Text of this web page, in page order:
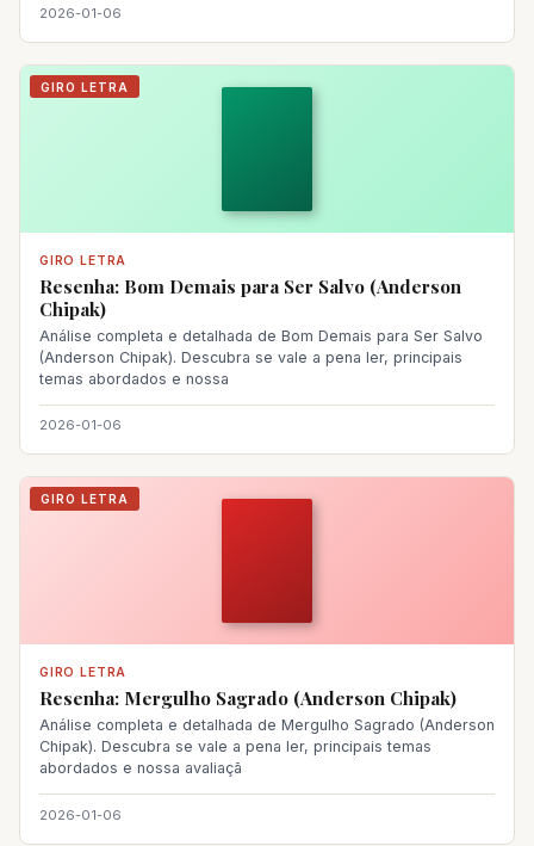
2026-01-06
GIRO LETRA
GIRO LETRA
Resenha: Bom Demais para Ser Salvo (Anderson
Chipak)
Análise completa e detalhada de Bom Demais para Ser Salvo
(Anderson Chipak). Descubra se vale a pena ler, principais
temas abordados e nossa
2026-01-06
GIRO LETRA
GIRO LETRA
Resenha: Mergulho Sagrado (Anderson Chipak)
Análise completa e detalhada de Mergulho Sagrado (Anderson
Chipak). Descubra se vale a pena ler, principais temas
abordados e nossa avaliaçã
2026-01-06